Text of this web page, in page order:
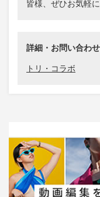
皆様、ぜひお気軽
詳細・お問い合わ
トリ・コラボ